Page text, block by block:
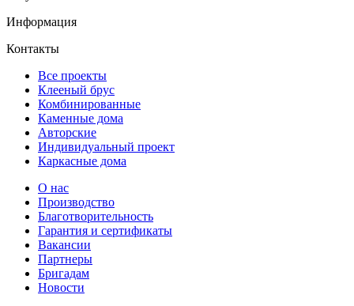
Информация
Контакты
Все проекты
Клееный брус
Комбинированные
Каменные дома
Авторские
Индивидуальный проект
Каркасные дома
О нас
Производство
Благотворительность
Гарантия и сертификаты
Вакансии
Партнеры
Бригадам
Новости